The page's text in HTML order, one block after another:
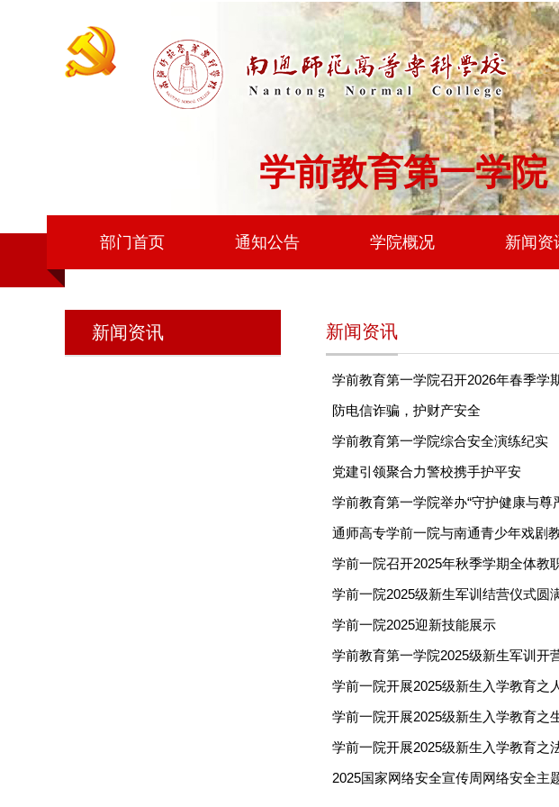
学前教育第一学
部门首页 通知公告 学院概况 新闻资
新闻资讯 新闻资讯
学前教育第一学院召开2026年春季学
防电信诈骗，护财产安全
学前教育第一学院综合安全演练纪实
党建引领聚合力警校携手护平安
学前教育第一学院举办“守护健康与
通师高专学前一院与南通青少年戏剧
学前一院召开2025年秋季学期全体教
学前一院2025级新生军训结营仪式圆
学前一院2025迎新技能展示
学前教育第一学院2025级新生军训开
学前一院开展2025级新生入学教育之
学前一院开展2025级新生入学教育之
学前一院开展2025级新生入学教育之
2025国家网络安全宣传周网络安全主